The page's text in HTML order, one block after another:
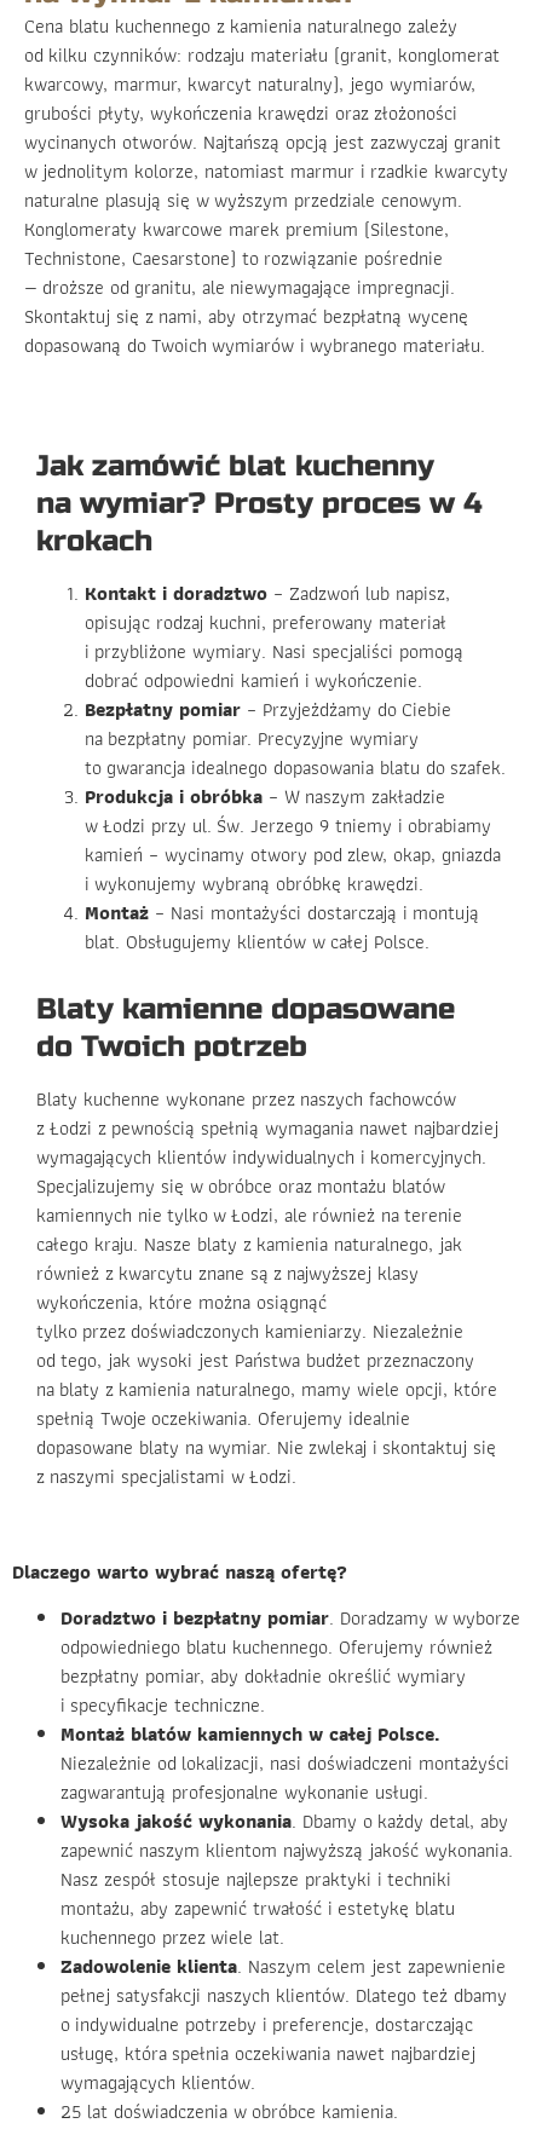
Cena blatu kuchennego z kamienia naturalnego zależy
od kilku czynników: rodzaju materiału (granit, konglomerat
kwarcowy, marmur, kwarcyt naturalny), jego wymiarów,
grubości płyty, wykończenia krawędzi oraz złożoności
wycinanych otworów. Najtańszą opcją jest zazwyczaj granit
w jednolitym kolorze, natomiast marmur i rzadkie kwarcyty
naturalne plasują się w wyższym przedziale cenowym.
Konglomeraty kwarcowe marek premium (Silestone,
Technistone, Caesarstone) to rozwiązanie pośrednie
— droższe od granitu, ale niewymagające impregnacji.
Skontaktuj się z nami, aby otrzymać bezpłatną wycenę
dopasowaną do Twoich wymiarów i wybranego materiału.
Jak zamówić blat kuchenny
na wymiar? Prosty proces w 4
krokach
Kontakt i doradztwo – Zadzwoń lub napisz,
opisując rodzaj kuchni, preferowany materiał
i przybliżone wymiary. Nasi specjaliści pomogą
dobrać odpowiedni kamień i wykończenie.
Bezpłatny pomiar – Przyjeżdżamy do Ciebie
na bezpłatny pomiar. Precyzyjne wymiary
to gwarancja idealnego dopasowania blatu do szafek.
Produkcja i obróbka – W naszym zakładzie
w Łodzi przy ul. Św. Jerzego 9 tniemy i obrabiamy
kamień – wycinamy otwory pod zlew, okap, gniazda
i wykonujemy wybraną obróbkę krawędzi.
Montaż – Nasi montażyści dostarczają i montują
blat. Obsługujemy klientów w całej Polsce.
Blaty kamienne dopasowane
do Twoich potrzeb
Blaty kuchenne wykonane przez naszych fachowców
z Łodzi z pewnością spełnią wymagania nawet najbardziej
wymagających klientów indywidualnych i komercyjnych.
Specjalizujemy się w obróbce oraz montażu blatów
kamiennych nie tylko w Łodzi, ale również na terenie
całego kraju. Nasze blaty z kamienia naturalnego, jak
również z kwarcytu znane są z najwyższej klasy
wykończenia, które można osiągnąć
tylko przez doświadczonych kamieniarzy. Niezależnie
od tego, jak wysoki jest Państwa budżet przeznaczony
na blaty z kamienia naturalnego, mamy wiele opcji, które
spełnią Twoje oczekiwania. Oferujemy idealnie
dopasowane blaty na wymiar. Nie zwlekaj i skontaktuj się
z naszymi specjalistami w Łodzi.
Dlaczego warto wybrać naszą ofertę?
Doradztwo i bezpłatny pomiar. Doradzamy w wyborze
odpowiedniego blatu kuchennego. Oferujemy również
bezpłatny pomiar, aby dokładnie określić wymiary
i specyfikacje techniczne.
Montaż blatów kamiennych w całej Polsce.
Niezależnie od lokalizacji, nasi doświadczeni montażyści
zagwarantują profesjonalne wykonanie usługi.
Wysoka jakość wykonania. Dbamy o każdy detal, aby
zapewnić naszym klientom najwyższą jakość wykonania.
Nasz zespół stosuje najlepsze praktyki i techniki
montażu, aby zapewnić trwałość i estetykę blatu
kuchennego przez wiele lat.
Zadowolenie klienta. Naszym celem jest zapewnienie
pełnej satysfakcji naszych klientów. Dlatego też dbamy
o indywidualne potrzeby i preferencje, dostarczając
usługę, która spełnia oczekiwania nawet najbardziej
wymagających klientów.
25 lat doświadczenia w obróbce kamienia.